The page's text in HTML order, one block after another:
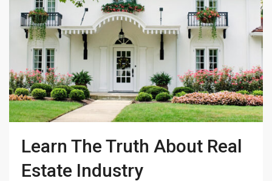
Learn The Truth About Real
Estate Industry